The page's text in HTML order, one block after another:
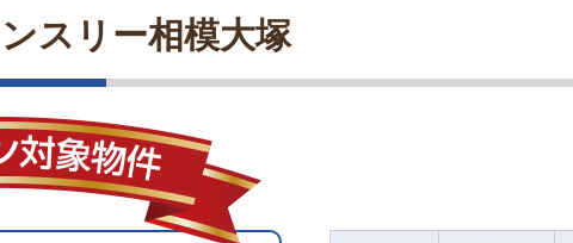
スリー相模大塚